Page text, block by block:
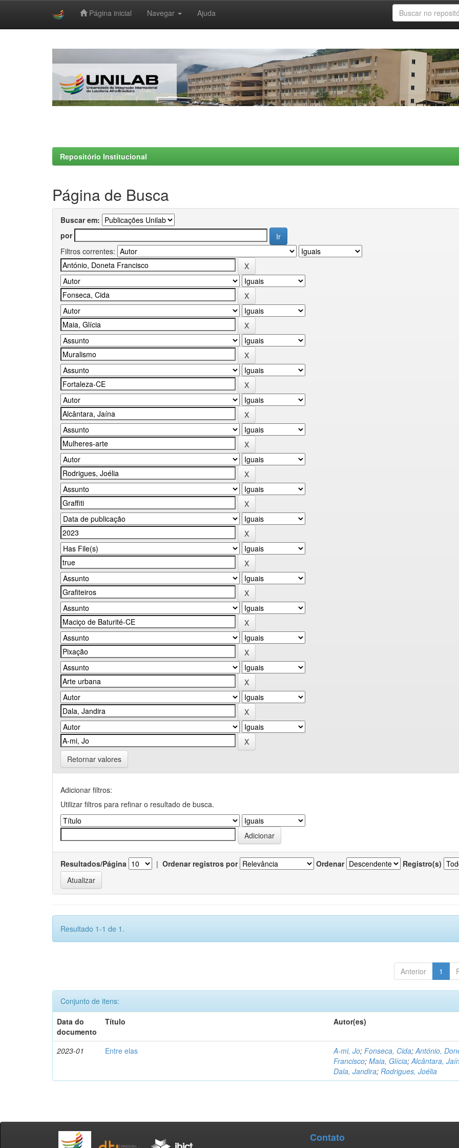
Página inicial Navegar Ajuda
Repositório Institucional
Página de Busca
Buscar em:
por
Filtros correntes:
Retornar valores
Adicionar filtros:
Utilizar filtros para refinar o resultado de busca.
Resultados/Página | Ordenar registros por Ordenar Registro(s)
Resultado 1-1 de 1.
Anterior 1
Conjunto de itens:
Data do
documento
Título Autor(es)
2023-01 Entre elas A-mi, Jo;Fonseca, Cida;António,
Francisco;Maia, Glícia;Alcântara,
Dala, Jandira;Rodrigues, Joélia
Contato